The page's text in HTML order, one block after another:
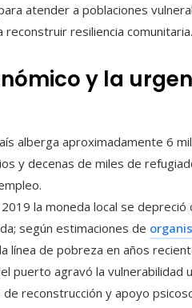
atender a poblaciones
resiliencia comunitaria.
y la
alberga aproximadamente 6
y decenas de miles de
la moneda local se
según estimaciones de
línea de pobreza en años
puerto agravó la
reconstrucción y apoyo